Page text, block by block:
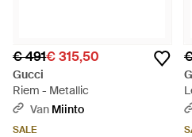
€ 491€ 315,50
Gucci
Riem - Metallic
Van Miinto
SALE